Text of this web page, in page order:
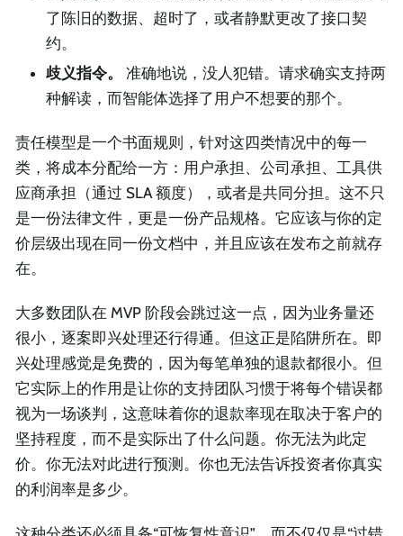
了陈旧的数据、超时了，或者静默更改了接口契
约。
歧义指令。
准确地说，没人犯错。请求确实支持两
种解读，而智能体选择了用户不想要的那个。
责任模型是一个书面规则，针对这四类情况中的每一
类，将成本分配给一方：用户承担、公司承担、工具供
应商承担（通过 SLA 额度），或者是共同分担。这不只
是一份法律文件，更是一份产品规格。它应该与你的定
价层级出现在同一份文档中，并且应该在发布之前就存
在。
大多数团队在 MVP 阶段会跳过这一点，因为业务量还
很小，逐案即兴处理还行得通。但这正是陷阱所在。即
兴处理感觉是免费的，因为每笔单独的退款都很小。但
它实际上的作用是让你的支持团队习惯于将每个错误都
视为一场谈判，这意味着你的退款率现在取决于客户的
坚持程度，而不是实际出了什么问题。你无法为此定
价。你无法对此进行预测。你也无法告诉投资者你真实
的利润率是多少。